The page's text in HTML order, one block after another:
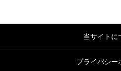
当サイトに
プライバシー